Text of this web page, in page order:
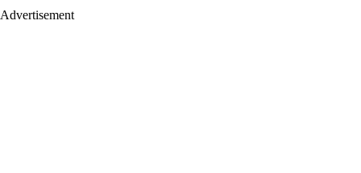
Advertisement